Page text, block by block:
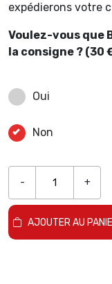
expédierons votre
Voulez-vous que
la consigne ? (30
Oui
Non
- +
AJOUTER AU